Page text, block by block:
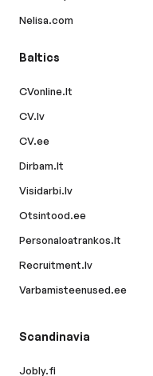
Nelisa.com
Baltics
CVonline.lt
CV.lv
CV.ee
Dirbam.lt
Visidarbi.lv
Otsintood.ee
Personaloatrankos.lt
Recruitment.lv
Varbamisteenused.ee
Scandinavia
Jobly.fi